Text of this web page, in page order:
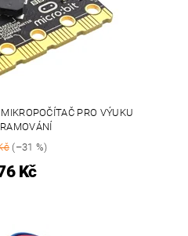
PRO VÝUKU
(–31 %)
Kč